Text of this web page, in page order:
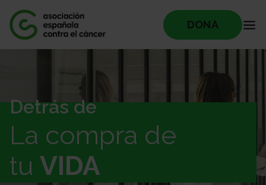
DONA
Detrás de
La compra de
tu VIDA